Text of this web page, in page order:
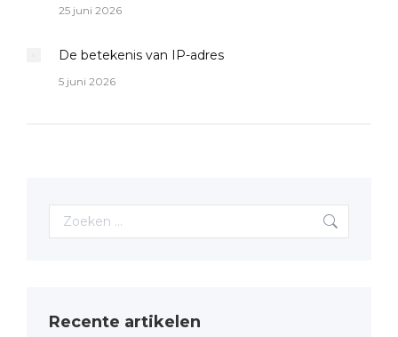
25 juni 2026
De betekenis van IP-adres
5 juni 2026
Search:
Recente artikelen